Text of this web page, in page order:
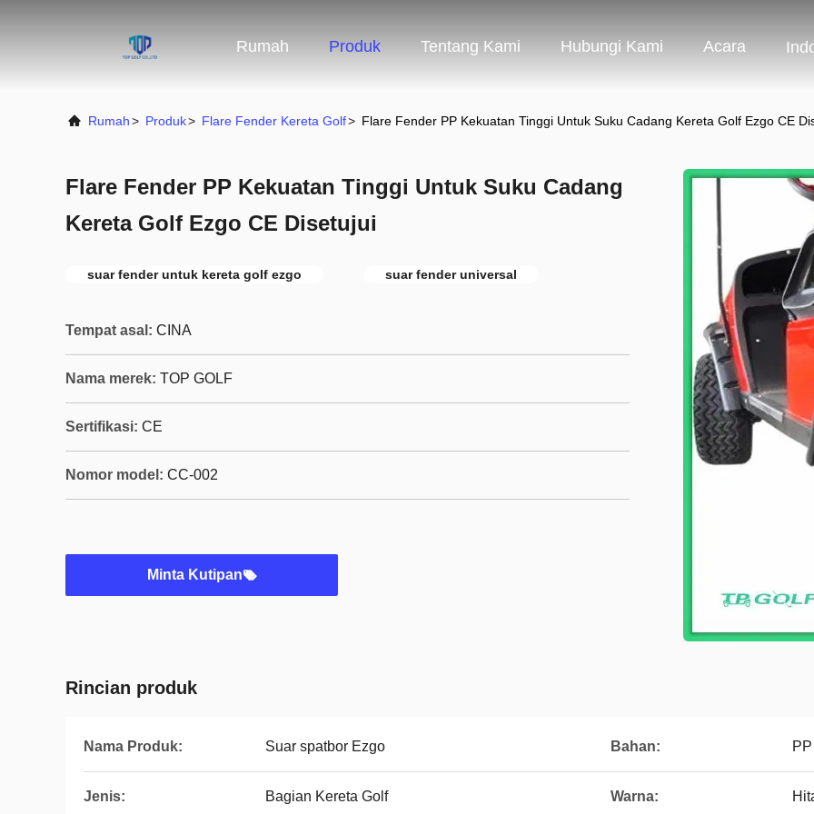
Rumah Produk Tentang Kami Hubungi Kami Acara
Rumah> Produk> Flare Fender Kereta Golf> Flare Fender PP Kekuatan Tinggi Untuk Suku Cadang Kereta Golf Ezgo CE
Flare Fender PP Kekuatan Tinggi Untuk Suku Cadang
Kereta Golf Ezgo CE Disetujui
suar fender untuk kereta golf ezgo suar fender universal
Tempat asal: CINA
Nama merek: TOP GOLF
Sertifikasi: CE
Nomor model: CC-002
Minta Kutipan
Rincian produk
Nama Produk: Suar spatbor Ezgo Bahan: PP
Jenis: Bagian Kereta Golf Warna: